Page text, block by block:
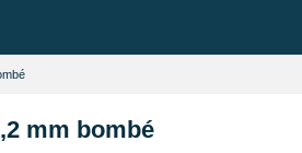
mm bombé